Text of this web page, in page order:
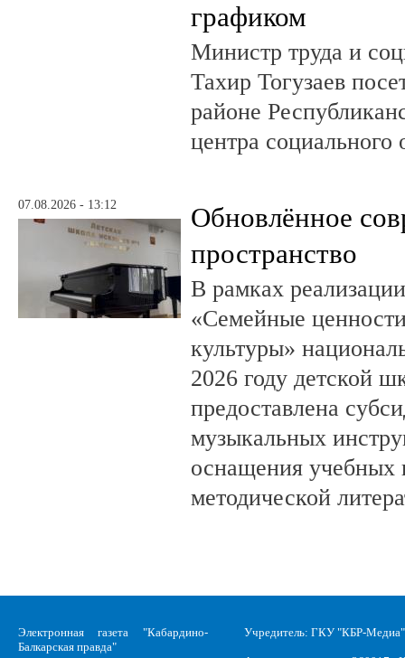
графиком
Министр труда и
Тахир Тогузаев
районе
центра
07.08.2026 - 13:12
Обновлённое
пространство
В рамках
«Семейные
культуры»
2026 году детской
предоставлена
музыкальных
оснащения учебных
методической
Электронная газета "Кабардино-
Балкарская правда"
Учредитель: ГКУ "КБР-Медиа"